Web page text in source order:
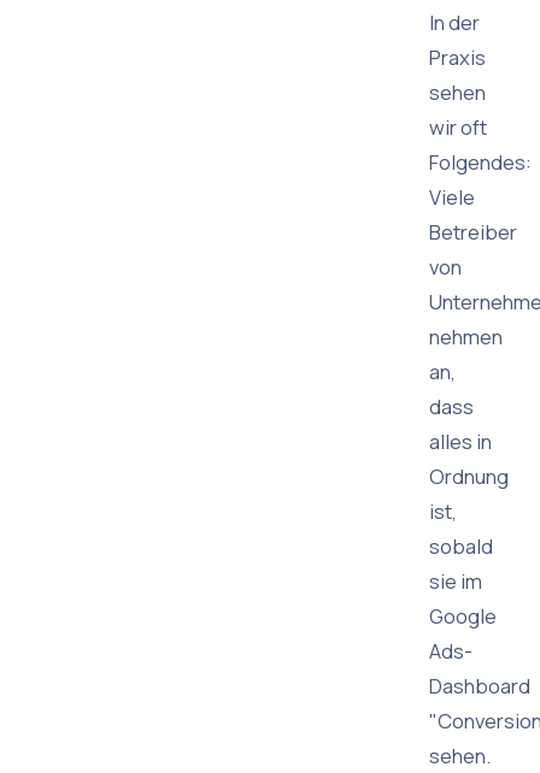
In der
Praxis
sehen
wir oft
Folgendes:
Viele
Betreiber
von
nehmen
an,
dass
alles in
Ordnung
ist,
sobald
sie im
Google
Ads-
Dashboard
sehen.